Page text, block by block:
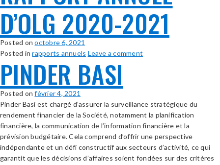
D’OLG 2020-2021
Posted onoctobre 6, 2021
Posted inrapports annuels Leave a comment
PINDER BASI
Posted onfévrier 4, 2021
Pinder Basi est chargé d’assurer la surveillance stratégique du
rendement financier de la Société, notamment la planification
financière, la communication de l’information financière et la
prévision budgétaire. Cela comprend d’offrir une perspective
indépendante et un défi constructif aux secteurs d’activité, ce qui
garantit que les décisions d’affaires soient fondées sur des critères